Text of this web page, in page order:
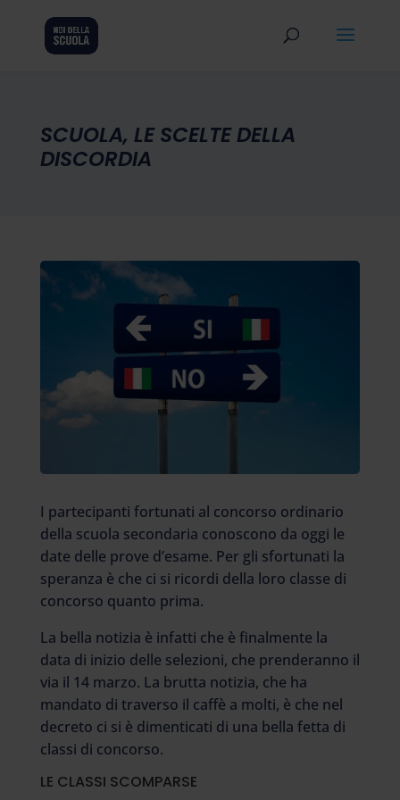
SCUOLA, LE SCELTE DELLA
DISCORDIA
I partecipanti fortunati al concorso ordinario
della scuola secondaria conoscono da oggi le
date delle prove d’esame. Per gli sfortunati la
speranza è che ci si ricordi della loro classe di
concorso quanto prima.
La bella notizia è infatti che è finalmente la
data di inizio delle selezioni, che prenderanno il
via il 14 marzo. La brutta notizia, che ha
mandato di traverso il caffè a molti, è che nel
decreto ci si è dimenticati di una bella fetta di
classi di concorso.
LE CLASSI SCOMPARSE